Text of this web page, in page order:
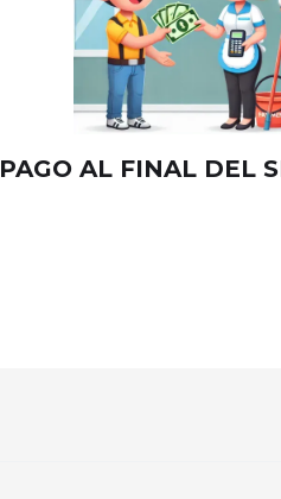
PAGO AL FINAL DEL